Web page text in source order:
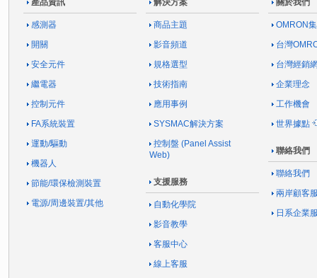
產品資訊
感測器
開關
安全元件
繼電器
控制元件
FA系統裝置
運動/驅動
機器人
節能/環保檢測裝置
電源/周邊裝置/其他
解決方案
商品主題
影音頻道
規格選型
技術指南
應用事例
SYSMAC解決方案
控制盤 (Panel Assist
Web)
支援服務
自動化學院
影音教學
客服中心
線上客服
關於我們
OMRON
台灣
台灣經銷
企業理念
工作機會
世界據點
聯絡我們
聯絡我們
兩岸顧客
日系企業